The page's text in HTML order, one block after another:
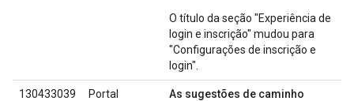
O título da seção "Experiência de
login e inscrição" mudou para
"Configurações de inscrição e
login".
130433039
Portal
As sugestões de caminho